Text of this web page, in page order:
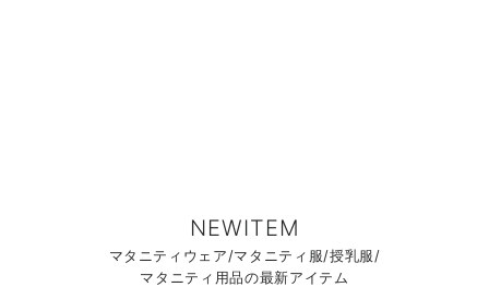
NEWITEM
マタニティウェア/マタニティ服/授乳服/
マタニティ用品の最新アイテム